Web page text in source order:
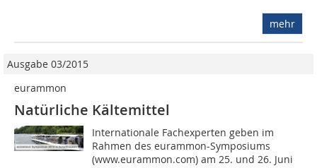
mehr
Ausgabe 03/2015
eurammon
Natürliche Kältemittel
Internationale Fachexperten geben im
Rahmen des eurammon-Symposiums
(www.eurammon.com) am 25. und 26. Juni